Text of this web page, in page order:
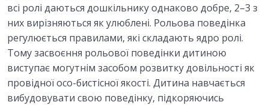
всі ролі даються дошкільнику однаково добре, 2–3 з
них вирізняються як улюблені. Рольова поведінка
регулюється правилами, які складають ядро ролі.
Тому засвоєння рольової поведінки дитиною
виступає могутнім засобом розвитку довільності як
провідної осо-бистісної якості. Дитина навчається
вибудовувати свою поведінку, підкоряючись